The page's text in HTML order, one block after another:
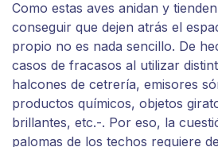
Como estas aves anidan y
conseguir que dejen atrás el
propio no es nada sencillo. De
casos de fracasos al utilizar
halcones de cetrería, emisores
productos químicos, objetos
brillantes, etc.-. Por eso, la
palomas de los techos requiere